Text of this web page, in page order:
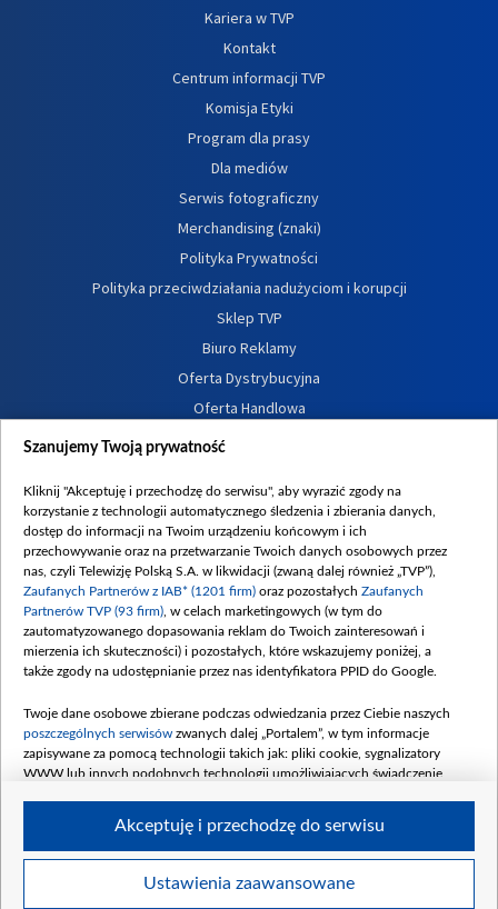
Kariera w TVP
Kontakt
Centrum informacji TVP
Komisja Etyki
Program dla prasy
Dla mediów
Serwis fotograficzny
Merchandising (znaki)
Polityka Prywatności
Polityka przeciwdziałania nadużyciom i korupcji
Sklep TVP
Biuro Reklamy
Oferta Dystrybucyjna
Oferta Handlowa
Dostępność
Procedura zgłoszeń wewnętrznych
Szanujemy Twoją prywatność
Kliknij "Akceptuję i przechodzę do serwisu", aby wyrazić zgody na
korzystanie z technologii automatycznego śledzenia i zbierania danych,
dostęp do informacji na Twoim urządzeniu końcowym i ich
przechowywanie oraz na przetwarzanie Twoich danych osobowych przez
nas, czyli Telewizję Polską S.A. w likwidacji (zwaną dalej również „TVP”),
Zaufanych Partnerów z IAB* (1201 firm) oraz pozostałych Zaufanych
Partnerów TVP (93 firm) , w celach marketingowych (w tym do
zautomatyzowanego dopasowania reklam do Twoich zainteresowań i
mierzenia ich skuteczności) i pozostałych, które wskazujemy poniżej, a
także zgody na udostępnianie przez nas identyfikatora PPID do Google.
Twoje dane osobowe zbierane podczas odwiedzania przez Ciebie naszych
poszczególnych serwisów zwanych dalej „Portalem”, w tym informacje
zapisywane za pomocą technologii takich jak: pliki cookie, sygnalizatory
WWW lub innych podobnych technologii umożliwiających świadczenie
Twoje dane osobowe zbierane podczas odwiedzania przez Ciebie
Ustawienia zaawansowane
Akceptuję i przechodzę do serwisu